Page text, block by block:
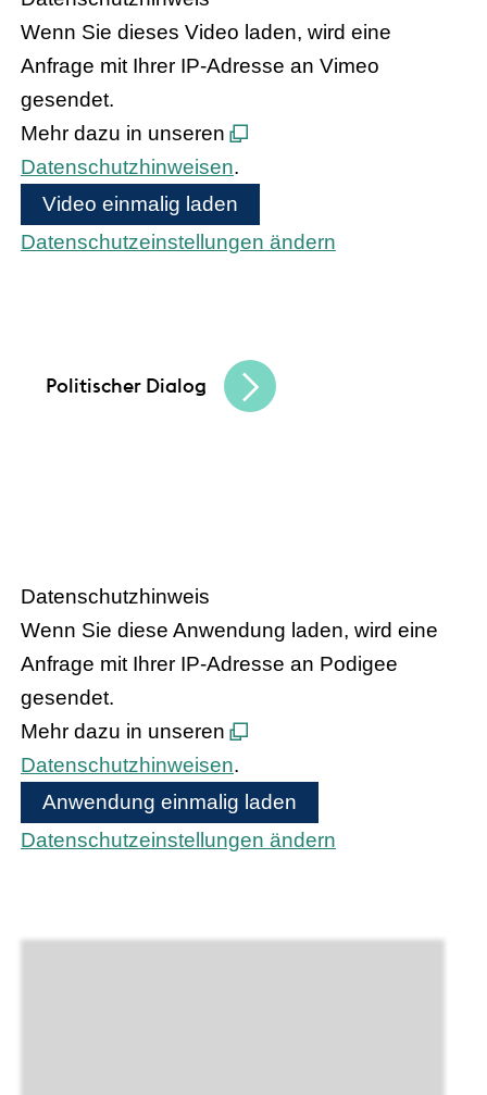
Wenn Sie dieses Video laden, wird eine
Anfrage mit Ihrer IP-Adresse an Vimeo
gesendet.
Mehr dazu in unseren
Datenschutzhinweisen.
Video einmalig laden
Datenschutzeinstellungen ändern
Politischer Dialog
Datenschutzhinweis
Wenn Sie diese Anwendung laden, wird eine
Anfrage mit Ihrer IP-Adresse an Podigee
gesendet.
Mehr dazu in unseren
Datenschutzhinweisen.
Anwendung einmalig laden
Datenschutzeinstellungen ändern